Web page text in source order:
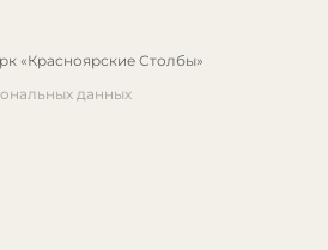
«Красноярские Столбы»
данных